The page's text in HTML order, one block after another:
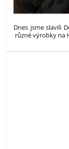
Dnes jsme slavili
různé výrobky na